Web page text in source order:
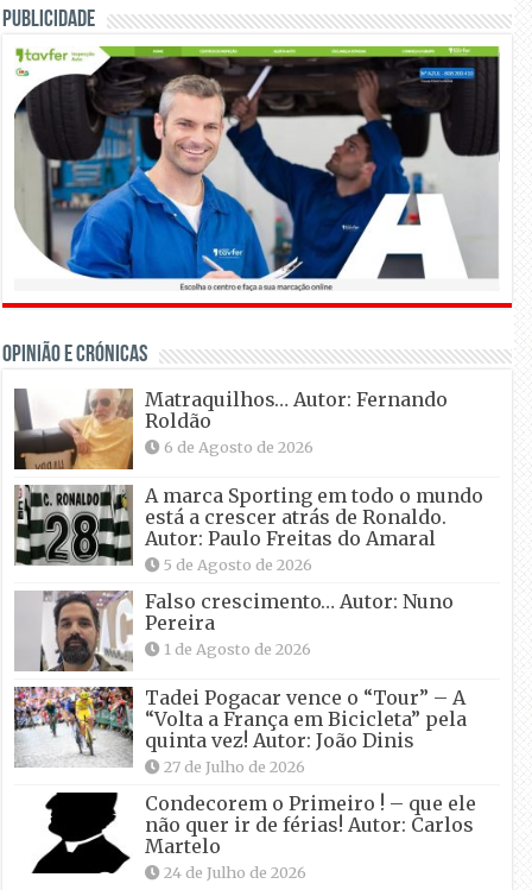
Publicidade
OPINIÃO E CRÓNICAS
Matraquilhos… Autor: Fernando
Roldão
6 de Agosto de 2026
A marca Sporting em todo o mundo
está a crescer atrás de Ronaldo.
Autor: Paulo Freitas do Amaral
5 de Agosto de 2026
Falso crescimento… Autor: Nuno
Pereira
1 de Agosto de 2026
Tadei Pogacar vence o “Tour” – A
“Volta a França em Bicicleta” pela
quinta vez! Autor: João Dinis
27 de Julho de 2026
Condecorem o Primeiro ! – que ele
não quer ir de férias! Autor: Carlos
Martelo
24 de Julho de 2026